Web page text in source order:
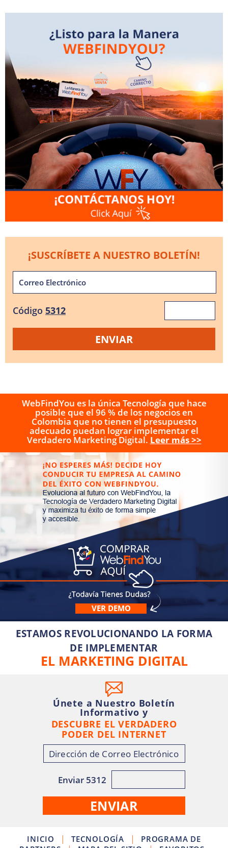
¡SUSCRÍBETE A NUESTRO BOLETÍN!
Código 5312
WebFindYou es la única Tecnología que hace
posible que el 96 % de los negocios en
Colombia que no tienen el presupuesto
adecuado puedan lograr implementar el
Verdadero Marketing Digital. Leer más >>
VER DEMO
ESTAMOS REVOLUCIONANDO LA FORMA
DE IMPLEMENTAR
EL MARKETING DIGITAL
Únete a Nuestro Boletín
Informativo y
DESCUBRE EL VERDADERO
PODER DEL INTERNET
Enviar 5312
INICIO | TECNOLOGÍA |
PROGRAMA DE